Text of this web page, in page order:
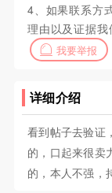
4、如果联系方
理由以及证据我
我要举报
详细介绍
看到帖子去验证
的，口起来很卖
的，本人不强，